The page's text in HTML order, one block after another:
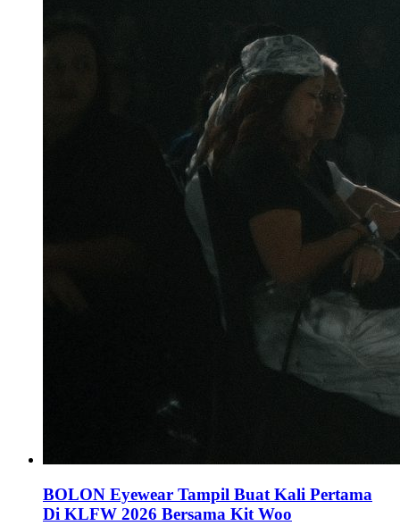
BOLON Eyewear Tampil Buat Kali Pertama
Di KLFW 2026 Bersama Kit Woo